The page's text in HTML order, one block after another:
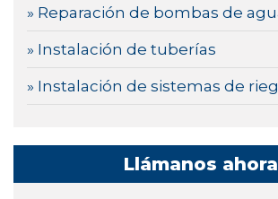
» Reparación de bombas de
» Instalación de tuberías
» Instalación de sistemas de
Llámanos ahora